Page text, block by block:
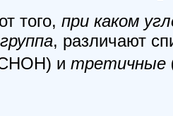
того, при каком
, различают
и третичные